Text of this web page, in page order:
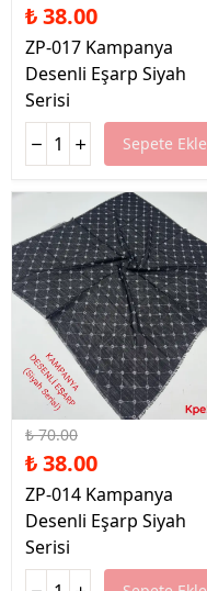
₺ 38.00
ZP-017 Kampanya
Desenli Eşarp Siyah
Serisi
Sepete Ekle
%46 İndirim
₺ 70.00
₺ 38.00
ZP-014 Kampanya
Desenli Eşarp Siyah
Serisi